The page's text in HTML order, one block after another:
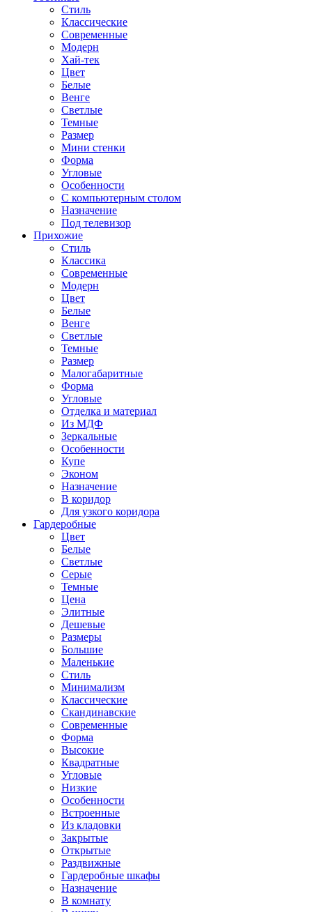
Стиль
Классические
Современные
Модерн
Хай-тек
Цвет
Белые
Венге
Светлые
Темные
Размер
Мини стенки
Форма
Угловые
Особенности
С компьютерным столом
Назначение
Под телевизор
Прихожие
Стиль
Классика
Современные
Модерн
Цвет
Белые
Венге
Светлые
Темные
Размер
Малогабаритные
Форма
Угловые
Отделка и материал
Из МДФ
Зеркальные
Особенности
Купе
Эконом
Назначение
В коридор
Для узкого коридора
Гардеробные
Цвет
Белые
Светлые
Серые
Темные
Цена
Элитные
Дешевые
Размеры
Большие
Маленькие
Стиль
Минимализм
Классические
Скандинавские
Современные
Форма
Высокие
Квадратные
Угловые
Низкие
Особенности
Встроенные
Из кладовки
Закрытые
Открытые
Раздвижные
Гардеробные шкафы
Назначение
В комнату